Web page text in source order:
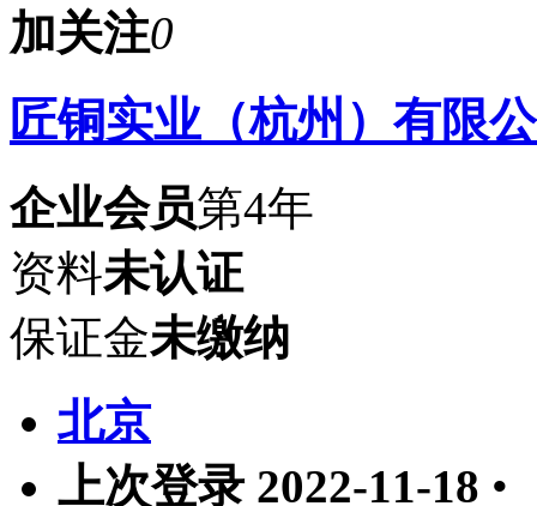
加关注0
匠铜实业（杭州）有限
企业会员第4年
资料未认证
保证金未缴纳
北京
上次登录 2022-11-18 •